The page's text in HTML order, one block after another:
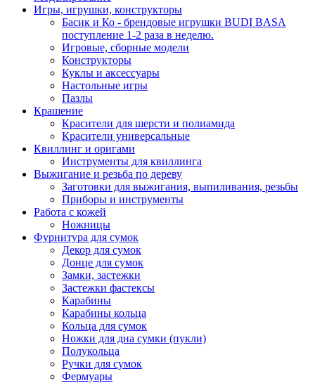
Игры, игрушки, конструкторы
Басик и Ко - брендовые игрушки BUDI BASA
поступление 1-2 раза в неделю.
Игровые, сборные модели
Конструкторы
Куклы и аксессуары
Настольные игры
Пазлы
Крашение
Красители для шерсти и полиамида
Красители универсальные
Квиллинг и оригами
Инструменты для квиллинга
Выжигание и резьба по дереву
Заготовки для выжигания, выпиливания, резьбы
Приборы и инструменты
Работа с кожей
Ножницы
Фурнитура для сумок
Декор для сумок
Донце для сумок
Замки, застежки
Застежки фастексы
Карабины
Карабины кольца
Кольца для сумок
Ножки для дна сумки (пукли)
Полукольца
Ручки для сумок
Фермуары